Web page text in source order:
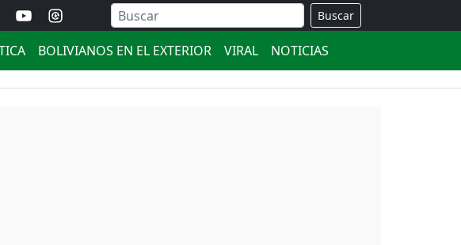
Buscar
BOLIVIANOS EN EL EXTERIOR VIRAL NOTICIAS